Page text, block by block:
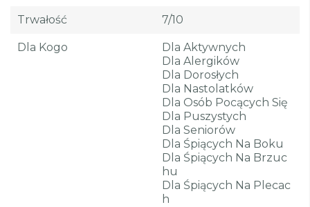
Trwałość 7/10
Dla Kogo
Dla Aktywnych
Dla Alergików
Dla Dorosłych
Dla Nastolatków
Dla Osób Pocących Się
Dla Puszystych
Dla Seniorów
Dla Śpiących Na Boku
Dla Śpiących Na Brzuc
Hu
Dla Śpiących Na Plecac
H